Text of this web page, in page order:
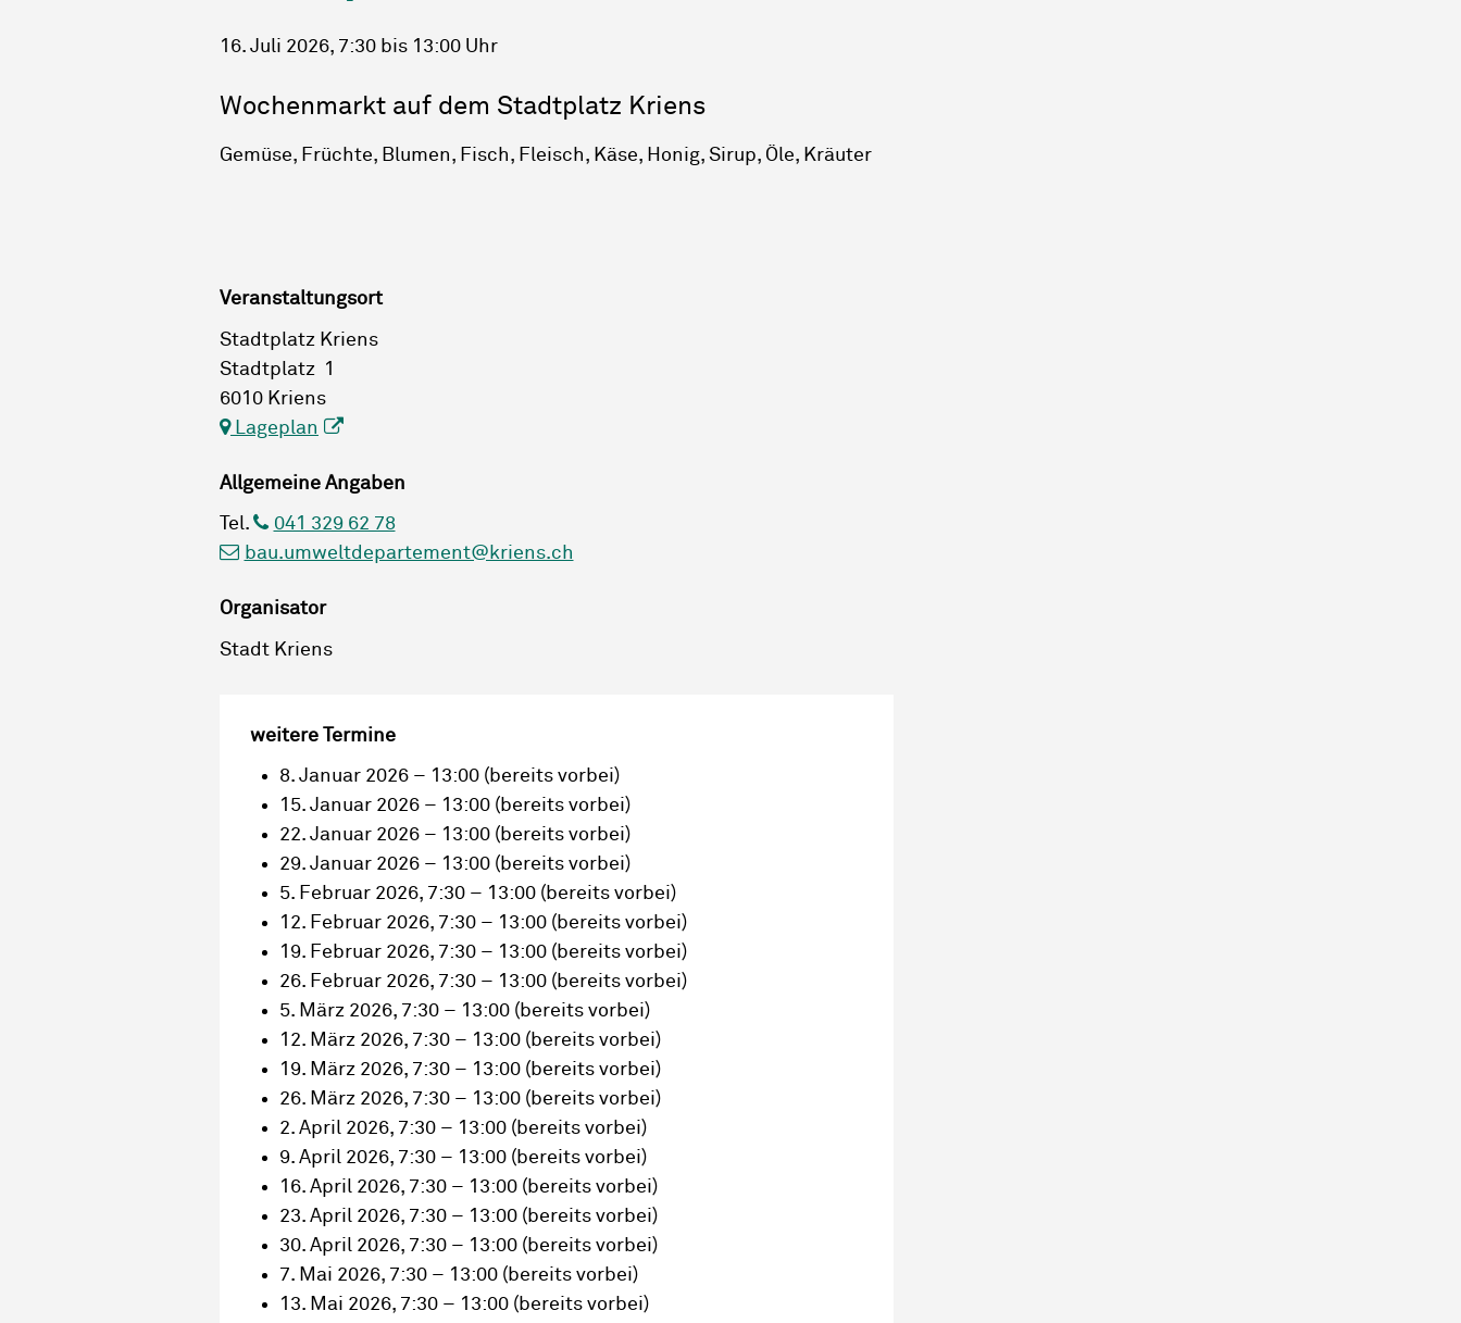
16. Juli 2026, 7:30 bis 13:00 Uhr
Wochenmarkt auf dem Stadtplatz Kriens
Gemüse, Früchte, Blumen, Fisch, Fleisch, Käse, Honig, Sirup, Öle, Kräuter
Veranstaltungsort
Stadtplatz Kriens
Stadtplatz 1
6010 Kriens
Lageplan
Allgemeine Angaben
Tel.
041 329 62 78
bau.umweltdepartement@kriens.ch
Organisator
Stadt Kriens
weitere Termine
8. Januar 2026 – 13:00 (bereits vorbei)
15. Januar 2026 – 13:00 (bereits vorbei)
22. Januar 2026 – 13:00 (bereits vorbei)
29. Januar 2026 – 13:00 (bereits vorbei)
5. Februar 2026, 7:30 – 13:00 (bereits vorbei)
12. Februar 2026, 7:30 – 13:00 (bereits vorbei)
19. Februar 2026, 7:30 – 13:00 (bereits vorbei)
26. Februar 2026, 7:30 – 13:00 (bereits vorbei)
5. März 2026, 7:30 – 13:00 (bereits vorbei)
12. März 2026, 7:30 – 13:00 (bereits vorbei)
19. März 2026, 7:30 – 13:00 (bereits vorbei)
26. März 2026, 7:30 – 13:00 (bereits vorbei)
2. April 2026, 7:30 – 13:00 (bereits vorbei)
9. April 2026, 7:30 – 13:00 (bereits vorbei)
16. April 2026, 7:30 – 13:00 (bereits vorbei)
23. April 2026, 7:30 – 13:00 (bereits vorbei)
30. April 2026, 7:30 – 13:00 (bereits vorbei)
7. Mai 2026, 7:30 – 13:00 (bereits vorbei)
13. Mai 2026, 7:30 – 13:00 (bereits vorbei)